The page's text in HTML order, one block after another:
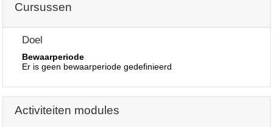
Cursussen
Doel
Bewaarperiode
Er is geen bewaarperiode gedefinieerd
Activiteiten modules